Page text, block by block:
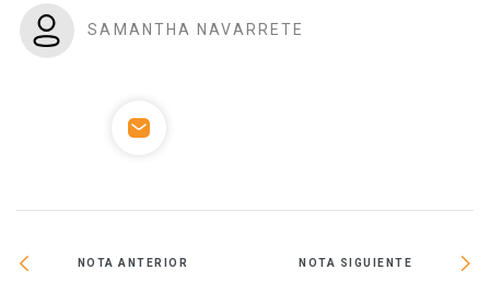
SAMANTHA NAVARRETE
NOTA ANTERIOR NOTA SIGUIENTE